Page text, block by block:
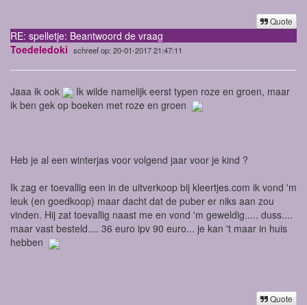
Quote
RE: spelletje: Beantwoord de vraag
Toedeledoki schreef op: 20-01-2017 21:47:11
Jaaa ik ook
Ik wilde namelijk eerst typen roze en groen, maar
ik ben gek op boeken met roze en groen
Heb je al een winterjas voor volgend jaar voor je kind ?
Ik zag er toevallig een in de uitverkoop bij kleertjes.com ik vond 'm
leuk (en goedkoop) maar dacht dat de puber er niks aan zou
vinden. Hij zat toevallig naast me en vond 'm geweldig..... duss....
maar vast besteld.... 36 euro ipv 90 euro... je kan 't maar in huis
hebben
Quote